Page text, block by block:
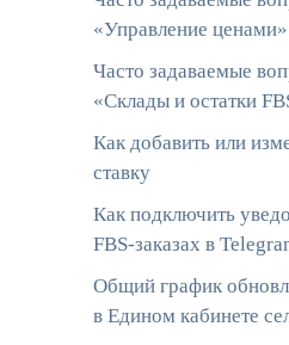
«Управление ценами»
Часто задаваемые
«Склады и остатки
Как добавить или
ставку
Как подключить
FBS-заказах в
Общий график
в Едином кабинете